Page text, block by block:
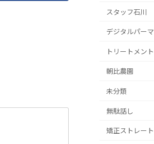
スタッフ石川
デジタルパーマ
トリートメント
朝比農園
未分類
無駄話し
矯正ストレート